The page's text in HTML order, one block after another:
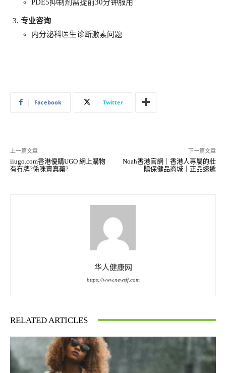
PDE5抑制剂需提前30分钟服用
专业咨询
内分泌科医生诊断激素问题
Facebook Twitter
上一篇文章
iiugo.com香港優購UGO 網上購物
有冇牌?係咪賣真藥?
下一篇文章
Noah香港官網｜香港人專屬的壯
陽保健品商城｜正品速遞
华人健康网
https://www.newsff.com
RELATED ARTICLES